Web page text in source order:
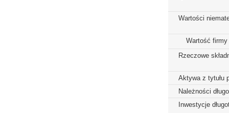
Wartości
Wartość firmy
Rzeczowe
Aktywa z tytułu
Należności
Inwestycje